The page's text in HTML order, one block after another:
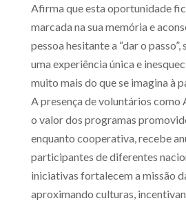
Afirma que esta oportunidade
marcada na sua memória e
pessoa hesitante a “dar o
uma experiência única e
muito mais do que se imagina à
A presença de voluntários
o valor dos programas
enquanto cooperativa, recebe
participantes de diferentes
iniciativas fortalecem a missão
aproximando culturas,